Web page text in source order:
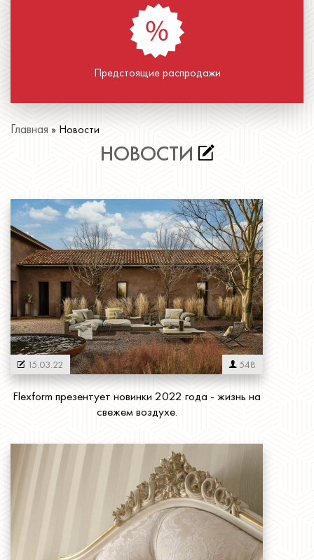
Предстоящие распродажи
Главная » Новости
НОВОСТИ
Читать далее
15.03.22 548
Flexform презентует новинки 2022 года - жизнь на
свежем воздухе.